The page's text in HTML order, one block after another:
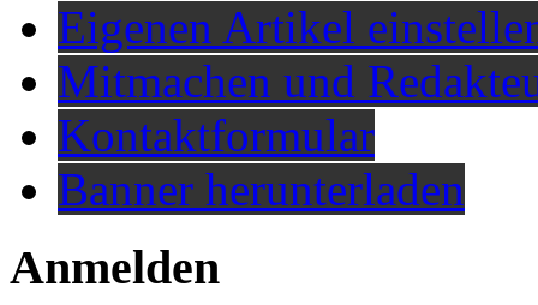
Eigenen Artikel
Mitmachen und
Kontaktformular
Banner herunterladen
Anmelden